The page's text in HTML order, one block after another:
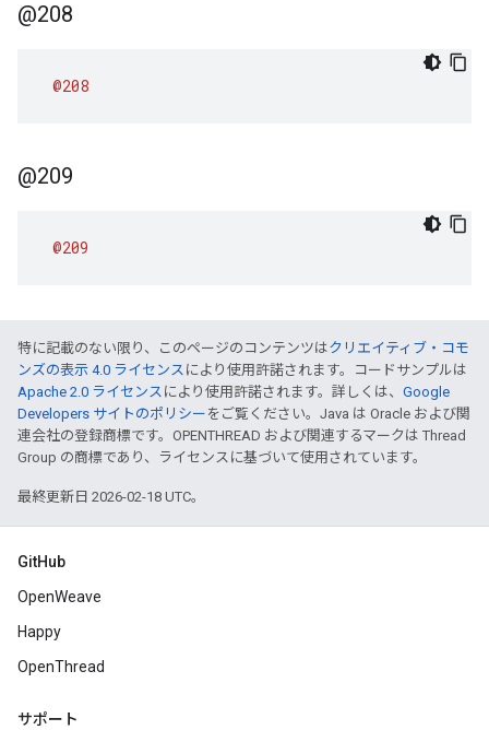
@208
@208
@209
@209
特に記載のない限り、このページのコンテンツはクリエイティブ・コモ
ンズの表示 4.0 ライセンス により使用許諾されます。コードサンプルは
Apache 2.0 ライセンス により使用許諾されます。詳しくは、 Google
Developers サイトのポリシー をご覧ください。Java は Oracle および関
連会社の登録商標です。OPENTHREAD および関連するマークは Thread
Group の商標であり、ライセンスに基づいて使用されています。
最終更新日 2026-02-18 UTC。
GitHub
OpenWeave
Happy
OpenThread
サポート